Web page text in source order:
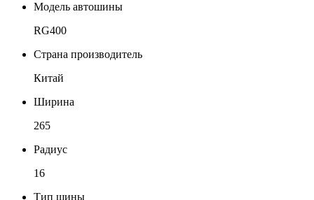
Модель автошины
RG400
Страна производитель
Китай
Ширина
265
Радиус
16
Тип шины